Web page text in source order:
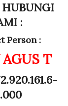
HUBUNGI
:
Person :
T